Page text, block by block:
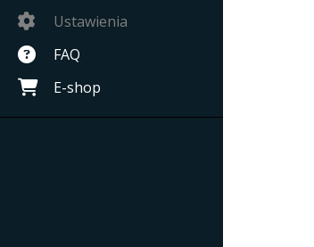
Ustawienia
FAQ
E-shop